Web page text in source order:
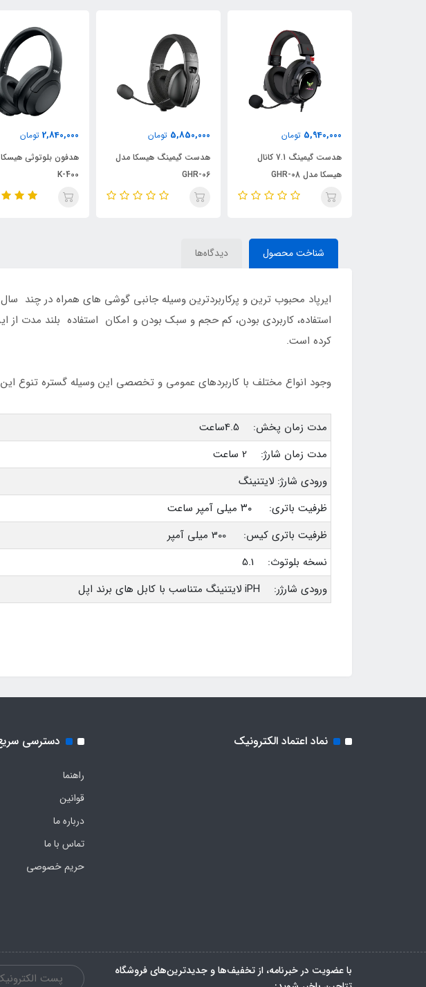
5,850,000
هدست گیمینگ هیسکا مدل
GHR-06
2,840,000 تومان
هدفون بلوتوثی هیسکا مدل
K-400
4,130,000 تومان
هدست بلوتوثی
K-450
شناخت محصول دیدگاه‌ها
ایرپاد محبوب ترین و پرکاربردترین وسیله جانبی گوشی های همراه در
استفاده، کاربردی بودن، کم حجم و سبک بودن و امکان استفاده بلند مدت از
کرده است.
وجود انواع مختلف با کاربردهای عمومی و تخصصی این وسیله گستره تنوع این
مدت زمان پخش: 4.5ساعت
مدت زمان شارژ: 2 ساعت
ورودی شارژ: لایتنینگ
ظرفیت باتری: ۳۰ میلی آمپر ساعت
ظرفیت باتری کیس: 300 میلی آمپر
نسخه بلوتوث: 5.1
ورودی شارژر: iPH لایتنینگ متناسب با کابل های برند اپل
نماد اعتماد الکترونیک دسترسی
راهنما
قوانین
درباره ما
تماس با ما
حریم خصوصی
با عضویت در خبرنامه، از تخفیف‌ها و جدیدترین‌های فروشگاه